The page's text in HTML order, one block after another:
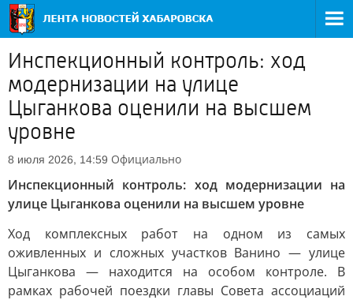
Инспекционный контроль: ход
модернизации на улице
Цыганкова оценили на высшем
уровне
8 июля 2026, 14:59 Официально
Инспекционный контроль: ход модернизации на
улице Цыганкова оценили на высшем уровне
Ход комплексных работ на одном из самых
оживленных и сложных участков Ванино — улице
Цыганкова — находится на особом контроле. В
рамках рабочей поездки главы Совета ассоциаций